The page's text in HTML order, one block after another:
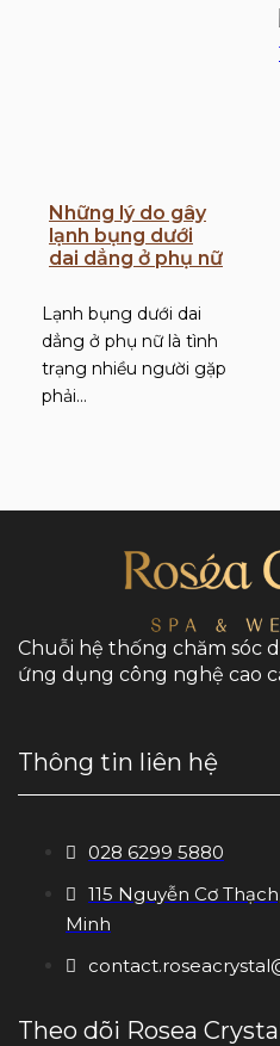
Những lý do gây
lạnh bụng dưới
dai dẳng ở phụ nữ
Lạnh bụng dưới dai
dẳng ở phụ nữ là tình
trạng nhiều người gặp
phải…
Chuỗi hệ thống chăm sóc
ứng dụng công nghệ cao
Thông tin liên hệ
028 6299 5880
115 Nguyễn Cơ
Minh
Theo dõi Rosea